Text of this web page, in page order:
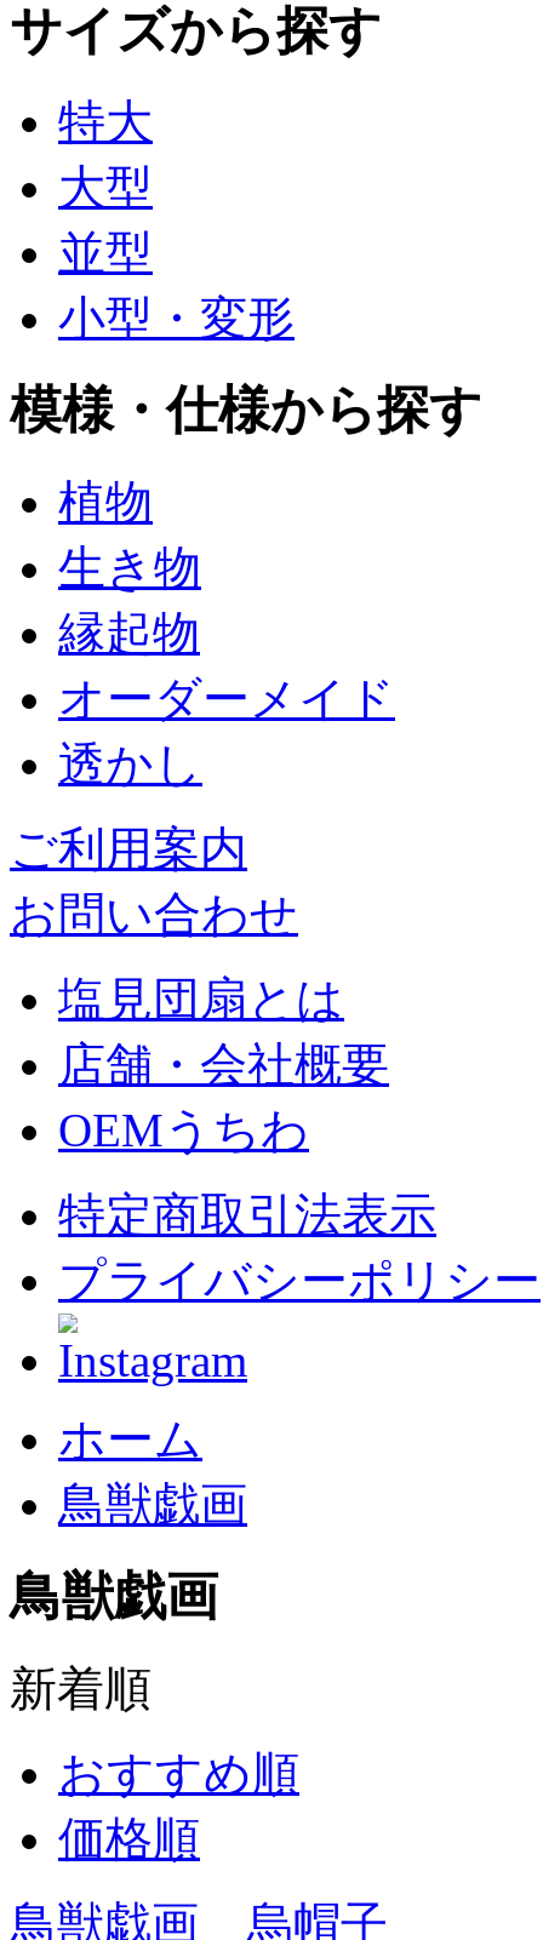
サイズから探す
特大
大型
並型
小型・変形
模様・仕様から探す
植物
生き物
縁起物
オーダーメイド
透かし
ご利用案内
お問い合わせ
塩見団扇とは
店舗・会社概要
OEMうちわ
特定商取引法表示
プライバシーポリシー
ホーム
鳥獣戯画
鳥獣戯画
新着順
おすすめ順
価格順
鳥獣戯画 烏帽子